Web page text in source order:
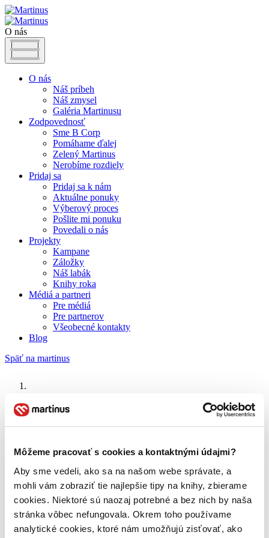
Môžeme pracovať s cookies a kontaktnými údajmi?
Aby sme vedeli, ako sa na našom webe správate, a
mohli vám zobraziť tie najlepšie tipy na knihy, zbierame
cookies. Niektoré sú naozaj potrebné a bez nich by naša
stránka vôbec nefungovala. Okrem toho používame
analytické cookies, ktoré nám umožňujú zisťovať, ako
O nás
O nás
Náš príbeh
Náš zmysel
Galéria Martinusu
Zodpovednosť
Sme B Corp
Pomáhame ďalej
Zelený Martinus
Nerobíme rozdiely
Pridaj sa
Pridaj sa k nám
Aktuálne ponuky
Výberový proces
Pošlite mi ponuku
Povedali o nás
Projekty
Kampane
Záložky
Náš labák
Knihy roka
Médiá a partneri
Pre médiá
Pre partnerov
Všeobecné kontakty
Blog
Späť na martinus
Chirurgia
Náš príbeh
Náš zmysel
Galéria Martinusu
Zodpovednosť
Sme B Corp
Pomáhame ďalej